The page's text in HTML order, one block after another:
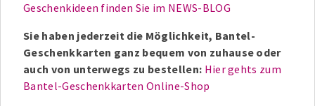
Geschenkideen finden Sie im NEWS-BLOG
Sie haben jederzeit die Möglichkeit, Bantel-
Geschenkkarten ganz bequem von zuhause oder
auch von unterwegs zu bestellen: Hier gehts zum
Bantel-Geschenkkarten Online-Shop